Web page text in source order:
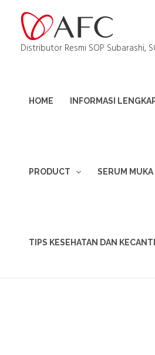
Distributor Resmi SOP Subarashi,
HOME INFORMASI
PRODUCT SERUM
TIPS KESEHATAN DAN